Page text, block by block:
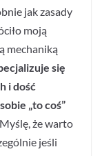
jak zasady
moją
mechaniką
się
i dość
„to coś”
Myślę, że warto
jeśli